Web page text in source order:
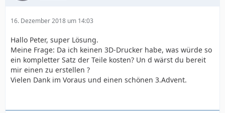
16. Dezember 2018 um 14:03
Hallo Peter, super Lösung.
Meine Frage: Da ich keinen 3D-Drucker habe, was würde so
ein kompletter Satz der Teile kosten? Un d wärst du bereit
mir einen zu erstellen ?
Vielen Dank im Voraus und einen schönen 3.Advent.